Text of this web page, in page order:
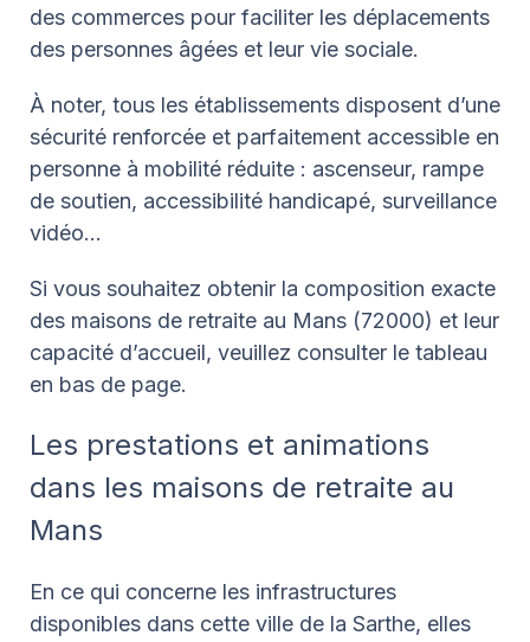
des commerces pour faciliter les déplacements
des personnes âgées et leur vie sociale.
À noter, tous les établissements disposent d’une
sécurité renforcée et parfaitement accessible en
personne à mobilité réduite : ascenseur, rampe
de soutien, accessibilité handicapé, surveillance
vidéo…
Si vous souhaitez obtenir la composition exacte
des maisons de retraite au Mans (72000) et leur
capacité d’accueil, veuillez consulter le tableau
en bas de page.
Les prestations et animations
dans les maisons de retraite au
Mans
En ce qui concerne les infrastructures
disponibles dans cette ville de la Sarthe, elles